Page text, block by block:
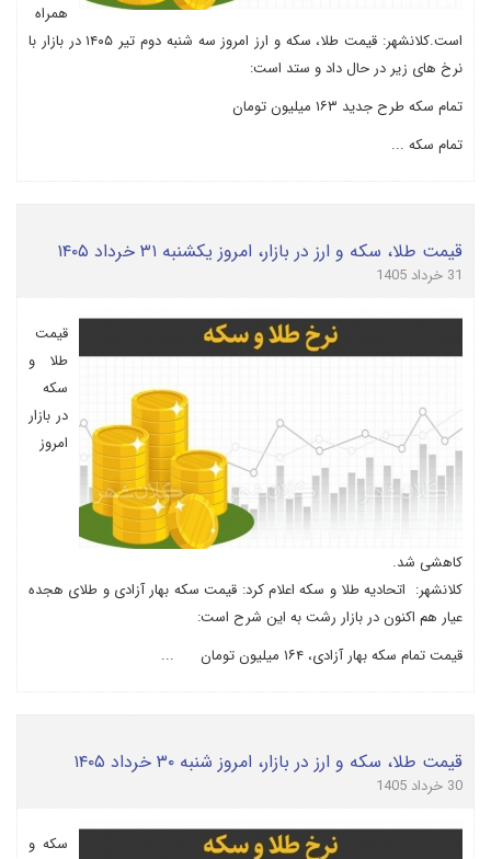
همراه
است.کلانشهر: قیمت طلا، سکه و ارز امروز سه شنبه دوم تیر ۱۴۰۵ در بازار با
نرخ های زیر در حال داد و ستد است:
تمام سکه طرح جدید ۱۶۳ میلیون تومان
تمام سکه ...
قیمت طلا، سکه و ارز در بازار، امروز یکشنبه ۳۱ خرداد ۱۴۰۵
31 خرداد 1405
قیمت
طلا و
سکه
در بازار
امروز
کاهشی شد.
کلانشهر: اتحادیه طلا و سکه اعلام کرد: قیمت سکه بهار آزادی و طلای هجده
عیار هم اکنون در بازار رشت به این شرح است:
قیمت تمام سکه بهار آزادی، ۱۶۴ میلیون تومان ...
قیمت طلا، سکه و ارز در بازار، امروز شنبه ۳۰ خرداد ۱۴۰۵
30 خرداد 1405
سکه و